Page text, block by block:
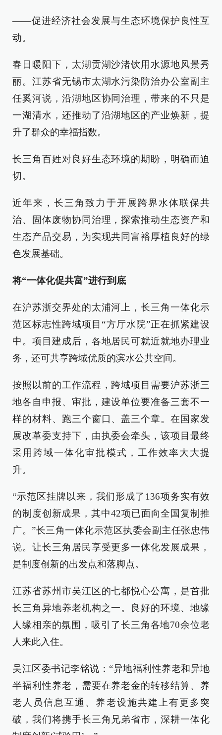
——促进经济社会发展与生态环境保护良性互
动。
春日暖阳下，太湖贡湖沙渚饮用水源地风景秀
丽。江苏省无锡市太湖水污染防治办公室副主
任奚河说，沿湖地区协同治理，带来的不只是
一湖清水，还推动了沿湖地区的产业焕新，提
升了群众的幸福指数。
长三角百姓对良好生态环境的期盼，明确而迫
切。
近年来，长三角致力于开展跨界水体联保共
治、固体废物协同治理，探索推动生态资产和
生态产品交易，为实现共同富裕厚植良好的绿
色发展基础。
将“一体化促共富”进行到底
在沪苏浙交界处的太浦河上，长三角一体化示
范区标志性跨域项目“方厅水院”正在抓紧建设
中。项目建成后，各地居民可就近就地办理业
务，还可共享跨域优质的滨水公共空间。
按照以前的工作流程，跨域项目需要沪苏浙三
地各自申报、审批，建设单位要准备三套不一
样的材料、跑三个窗口、盖三个章。在国家发
展改革委支持下，由执委会牵头，该项目最终
采用跨域一体化审批模式，工作效率大大提
升。
“示范区挂牌以来，我们形成了136项务实有效
的制度创新成果，其中42项已面向全国复制推
广。”长三角一体化示范区执委会副主任张忠伟
说。让长三角居民享受更多一体化发展成果，
是制度创新的出发点和落脚点。
江苏省苏州市吴江区的七都悦心公寓，是首批
长三角异地养老机构之一。良好的环境、地缘
人缘相亲的氛围，吸引了长三角各地70余位老
人来此入住。
吴江区委书记李铭说：“异地福利性养老和异地
半福利性养老，需要在养老金的转移结算、养
老人员信息互通、养老设施共建上有更多突
破，我们将携手长三角兄弟省市，深耕一体化